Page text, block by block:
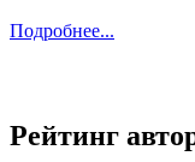
Подробнее...
Рейтинг